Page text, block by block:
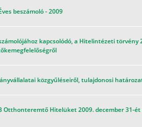
beszámoló - 2009
kapcsolódó, a Hitelintézeti
közgyűléseiről, tulajdonosi
Otthonteremtő Hitelüket 2009. december 31-